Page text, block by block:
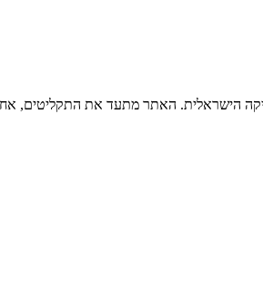
הישראלית. האתר מתעד את התקליטים,